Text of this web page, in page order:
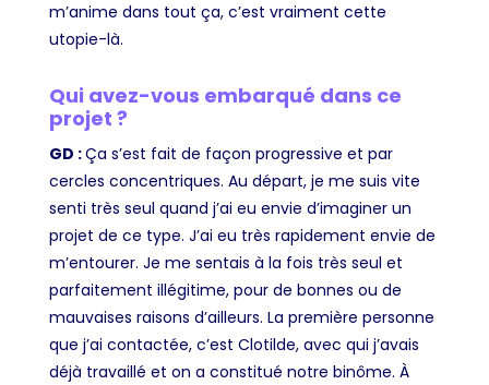
m’anime dans tout ça, c’est vraiment cette
utopie-là.
Qui avez-vous embarqué dans ce
projet ?
GD :Ça s’est fait de façon progressive et par
cercles concentriques. Au départ,je me suis vite
senti très seul quand j’ai eu envie d’imaginer un
projet de ce type. J’ai eu très rapidement envie de
m’entourer. Je me sentais à la fois très seul et
parfaitement illégitime, pour de bonnes ou de
mauvaises raisons d’ailleurs. La première personne
que j’ai contactée, c’est Clotilde, avec qui j’avais
déjà travaillé et on a constitué notre binôme. À